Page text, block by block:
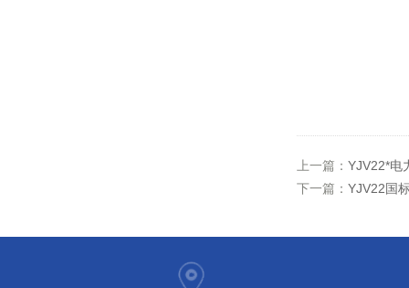
上一篇： YJV22*电
下一篇： YJV22国